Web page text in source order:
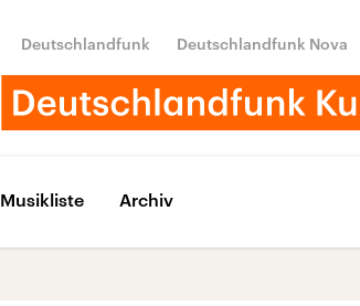
Deutschlandfunk Deutschlandfunk Nova
Musikliste Archiv